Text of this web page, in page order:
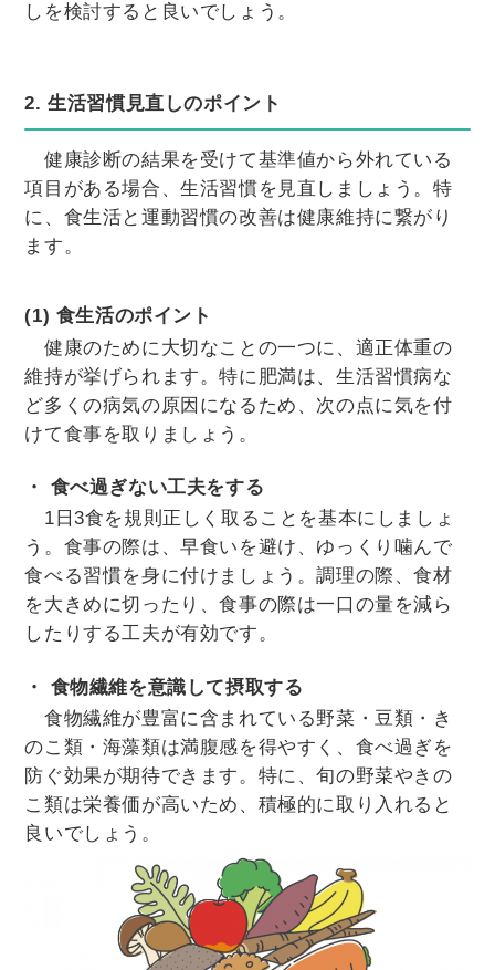
しを検討すると良いでしょう。
2. 生活習慣見直しのポイント
健康診断の結果を受けて基準値から外れている
項目がある場合、生活習慣を見直しましょう。特
に、食生活と運動習慣の改善は健康維持に繋がり
ます。
(1) 食生活のポイント
健康のために大切なことの一つに、適正体重の
維持が挙げられます。特に肥満は、生活習慣病な
ど多くの病気の原因になるため、次の点に気を付
けて食事を取りましょう。
・ 食べ過ぎない工夫をする
1日3食を規則正しく取ることを基本にしましょ
う。食事の際は、早食いを避け、ゆっくり噛んで
食べる習慣を身に付けましょう。調理の際、食材
を大きめに切ったり、食事の際は一口の量を減ら
したりする工夫が有効です。
・ 食物繊維を意識して摂取する
食物繊維が豊富に含まれている野菜・豆類・き
のこ類・海藻類は満腹感を得やすく、食べ過ぎを
防ぐ効果が期待できます。特に、旬の野菜やきの
こ類は栄養価が高いため、積極的に取り入れると
良いでしょう。